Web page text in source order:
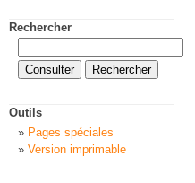
Rechercher
Outils
Pages spéciales
Version imprimable